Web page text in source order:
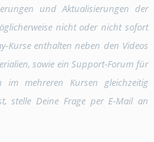
und Aktualisierungen der
nicht oder nicht sofort
Kurse enthalten neben den Videos
sowie ein Support-Forum für
im mehreren Kursen gleichzeitig
stelle Deine Frage per E-Mail an